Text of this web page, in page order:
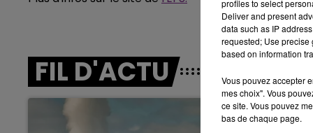
LE BEST OF DE LA FAMILLE
CHAMPAGNE FM
FIL D'ACTU
profiles to select
Deliver and present
data such as IP
requested; Use precise
based on information
Vous pouvez accepter
mes choix". Vous
ce site. Vous pouvez
bas de chaque page.